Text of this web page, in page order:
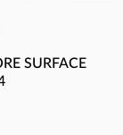
SURFACE